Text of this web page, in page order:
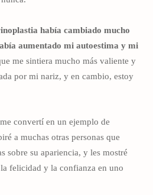
había cambiado mucho
aumentado mi autoestima y mi
me sintiera mucho más valiente y
por mi nariz, y en cambio, estoy
convertí en un ejemplo de
a muchas otras personas que
sobre su apariencia, y les mostré
felicidad y la confianza en uno